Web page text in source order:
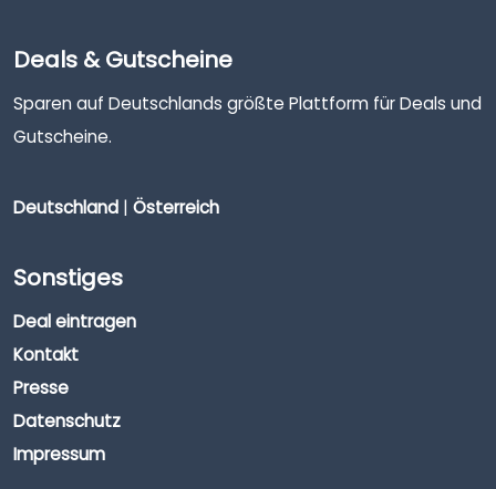
Deals & Gutscheine
Sparen auf Deutschlands größte Plattform für Deals und
Gutscheine.
Deutschland | Österreich
Sonstiges
Deal eintragen
Kontakt
Presse
Datenschutz
Impressum